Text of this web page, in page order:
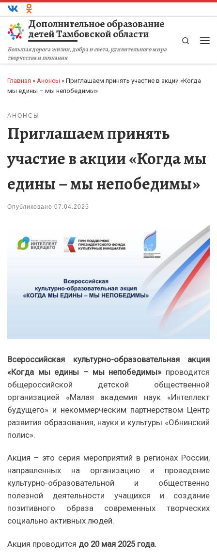
Перейти к содержимому
Дополнительное образование
детей Тамбовской области
Большая дорога жизни, добра и света, удивительного мира
творчества и познания
Search
Главная » Анонсы » Приглашаем принять участие в акции «Когда
мы едины – мы непобедимы»
АНОНСЫ
Приглашаем принять
участие в акции «Когда мы
едины – мы непобедимы»
Опубликовано 07.04.2025
Всероссийская культурно-образовательная акция
«Когда мы едины – мы непобедимы» проводится
общероссийской детской общественной
организацией «Малая академия наук «Интеллект
будущего» и некоммерческим партнерством Центр
развития образования, науки и культуры «Обнинский
полис».
Акция – это серия мероприятий в регионах России,
направленных на организацию и проведение
культурно-образовательной и общественно
полезной деятельности учащихся и создание
позитивного образа современных творческих
социально активных людей.
Акция проводится до 20 мая 2025 года.